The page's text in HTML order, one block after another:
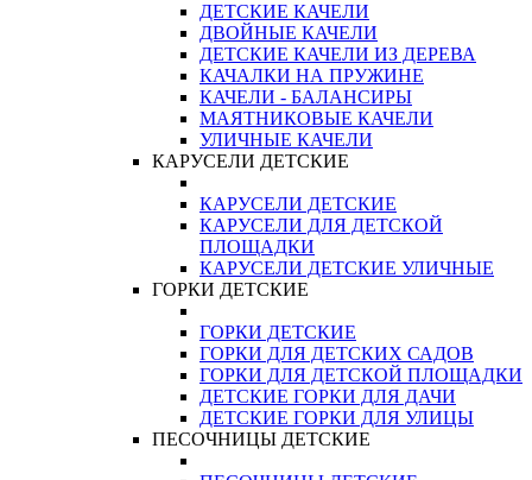
ДЕТСКИЕ КАЧЕЛИ
ДВОЙНЫЕ КАЧЕЛИ
ДЕТСКИЕ КАЧЕЛИ ИЗ ДЕРЕВА
КАЧАЛКИ НА ПРУЖИНЕ
КАЧЕЛИ - БАЛАНСИРЫ
МАЯТНИКОВЫЕ КАЧЕЛИ
УЛИЧНЫЕ КАЧЕЛИ
КАРУСЕЛИ ДЕТСКИЕ
КАРУСЕЛИ ДЕТСКИЕ
КАРУСЕЛИ ДЛЯ ДЕТСКОЙ
ПЛОЩАДКИ
КАРУСЕЛИ ДЕТСКИЕ УЛИЧНЫЕ
ГОРКИ ДЕТСКИЕ
ГОРКИ ДЕТСКИЕ
ГОРКИ ДЛЯ ДЕТСКИХ САДОВ
ГОРКИ ДЛЯ ДЕТСКОЙ ПЛОЩАДКИ
ДЕТСКИЕ ГОРКИ ДЛЯ ДАЧИ
ДЕТСКИЕ ГОРКИ ДЛЯ УЛИЦЫ
ПЕСОЧНИЦЫ ДЕТСКИЕ